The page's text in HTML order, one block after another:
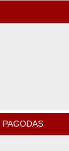
PAGODAS